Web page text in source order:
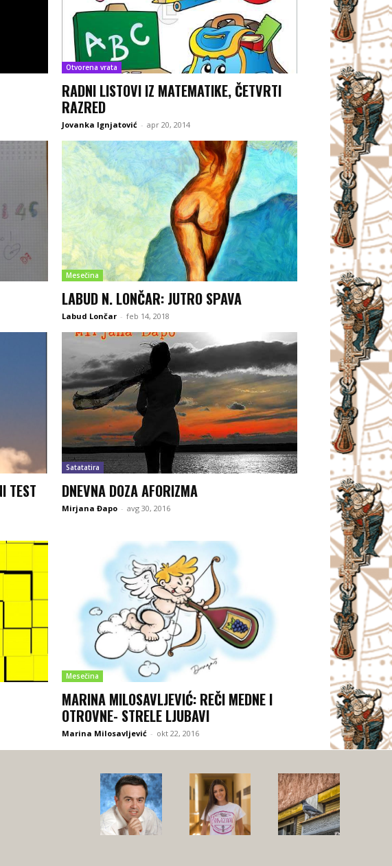
Otvorena vrata
RADNI LISTOVI IZ MATEMATIKE, ČETVRTI
RAZRED
Jovanka Ignjatović - apr 20, 2014
Mesečina
LABUD N. LONČAR: JUTRO SPAVA
Labud Lončar - feb 14, 2018
TEST
Satatatira
DNEVNA DOZA AFORIZMA
Mirjana Đapo - avg 30, 2016
Mesečina
MARINA MILOSAVLJEVIĆ: REČI MEDNE I
OTROVNE- STRELE LJUBAVI
Marina Milosavljević - okt 22, 2016